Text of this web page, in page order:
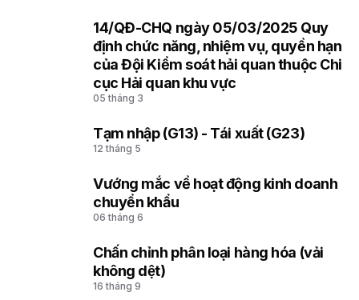
14/QĐ-CHQ ngày 05/03/2025 Quy
định chức năng, nhiệm vụ, quyền hạn
của Đội Kiểm soát hải quan thuộc Chi
cục Hải quan khu vực
05 tháng 3
Tạm nhập (G13) - Tái xuất (G23)
12 tháng 5
Vướng mắc về hoạt động kinh doanh
chuyển khẩu
06 tháng 6
Chấn chỉnh phân loại hàng hóa (vải
không dệt)
16 tháng 9